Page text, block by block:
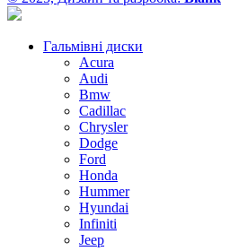
Гальмівні диски
Acura
Audi
Bmw
Cadillac
Chrysler
Dodge
Ford
Honda
Hummer
Hyundai
Infiniti
Jeep